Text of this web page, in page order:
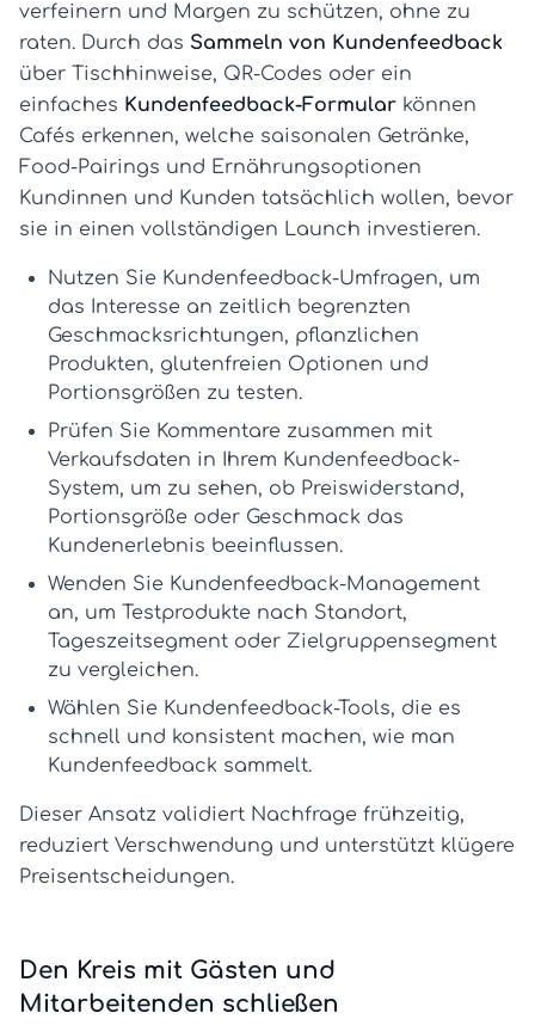
verfeinern und Margen zu schützen, ohne zu
raten. Durch das Sammeln von Kundenfeedback
über Tischhinweise, QR-Codes oder ein
einfaches Kundenfeedback-Formular können
Cafés erkennen, welche saisonalen Getränke,
Food-Pairings und Ernährungsoptionen
Kundinnen und Kunden tatsächlich wollen, bevor
sie in einen vollständigen Launch investieren.
Nutzen Sie Kundenfeedback-Umfragen, um
das Interesse an zeitlich begrenzten
Geschmacksrichtungen, pflanzlichen
Produkten, glutenfreien Optionen und
Portionsgrößen zu testen.
Prüfen Sie Kommentare zusammen mit
Verkaufsdaten in Ihrem Kundenfeedback-
System, um zu sehen, ob Preiswiderstand,
Portionsgröße oder Geschmack das
Kundenerlebnis beeinflussen.
Wenden Sie Kundenfeedback-Management
an, um Testprodukte nach Standort,
Tageszeitsegment oder Zielgruppensegment
zu vergleichen.
Wählen Sie Kundenfeedback-Tools, die es
schnell und konsistent machen, wie man
Kundenfeedback sammelt.
Dieser Ansatz validiert Nachfrage frühzeitig,
reduziert Verschwendung und unterstützt klügere
Preisentscheidungen.
Den Kreis mit Gästen und
Mitarbeitenden schließen